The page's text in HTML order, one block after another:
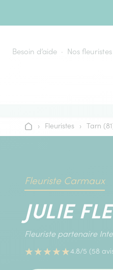
Besoin d’aide Nos fleuristes
Accueil
› Fleuristes › Tarn
Fleuriste Carmaux
JULIE
Fleuriste partenaire
★★★★★4.8/5 (58